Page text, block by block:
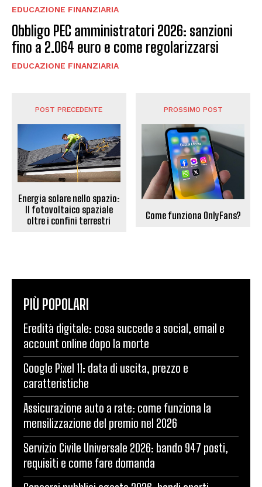
EDUCAZIONE FINANZIARIA
Obbligo PEC amministratori 2026: sanzioni
fino a 2.064 euro e come regolarizzarsi
EDUCAZIONE FINANZIARIA
POST PRECEDENTE
Energia solare nello spazio:
Il fotovoltaico spaziale
oltre i confini terrestri
PROSSIMO POST
Come funziona OnlyFans?
PIÙ POPOLARI
Eredità digitale: cosa succede a social, email e
account online dopo la morte
Google Pixel 11: data di uscita, prezzo e
caratteristiche
Assicurazione auto a rate: come funziona la
mensilizzazione del premio nel 2026
Servizio Civile Universale 2026: bando 947 posti,
requisiti e come fare domanda